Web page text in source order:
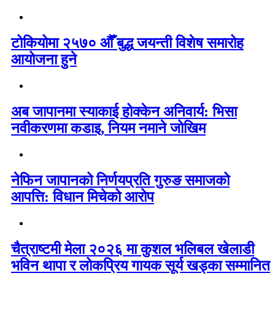
टोकियोमा २५७० औँ बुद्ध जयन्ती विशेष समारोह
आयोजना हुने
अब जापानमा स्याकाई होक्केन अनिवार्य: भिसा
नवीकरणमा कडाइ, नियम नमाने जोखिम
नेफिन जापानको निर्णयप्रति गुरुङ समाजको
आपत्ति: विधान मिचेको आरोप
चैत्राष्टमी मेला २०२६ मा कुशल भलिबल खेलाडी
भविन थापा र लोकप्रिय गायक सूर्य खड्का सम्मानित